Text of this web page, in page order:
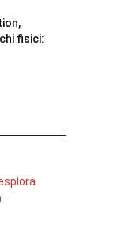
fisici: